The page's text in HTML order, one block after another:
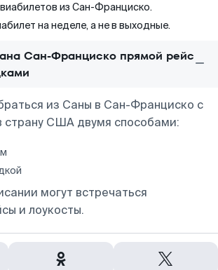
из Сан-Франциско.
на неделе, а не в выходные.
Сан-Франциско прямой рейс
из Саны в Сан-Франциско с
страну США двумя способами:
могут встречаться
и лоукосты.